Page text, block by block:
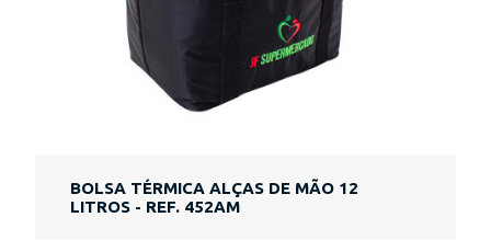
BOLSA TÉRMICA ALÇAS DE MÃO 12
LITROS - REF. 452AM